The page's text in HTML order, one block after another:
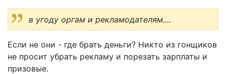
в угоду оргам и рекламодателям....
Если не они - где брать деньги? Никто из гонщиков
не просит убрать рекламу и порезать зарплаты и
призовые.